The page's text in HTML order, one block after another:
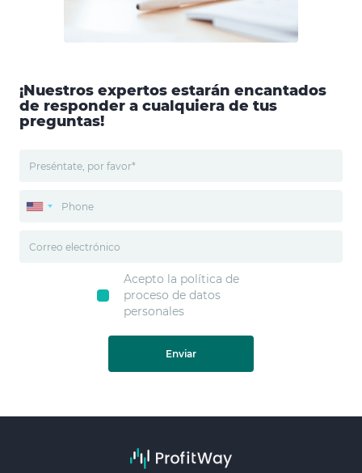
¡Nuestros expertos estarán encantados
de responder a cualquiera de tus
preguntas!
Acepto la política de
proceso de datos
personales
Enviar